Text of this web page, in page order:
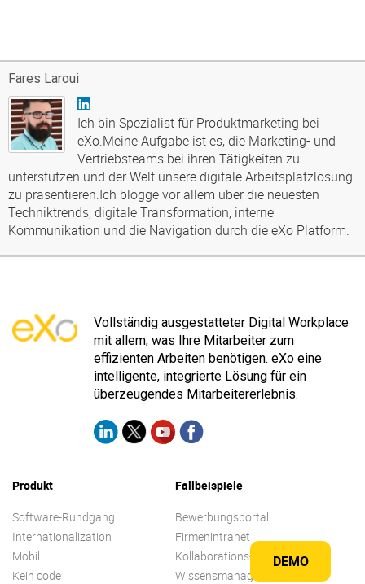
DEMO
Fares Laroui
Ich bin Spezialist für Produktmarketing bei
eXo.Meine Aufgabe ist es, die Marketing- und
Vertriebsteams bei ihren Tätigkeiten zu
unterstützen und der Welt unsere digitale Arbeitsplatzlösung
zu präsentieren.Ich blogge vor allem über die neuesten
Techniktrends, digitale Transformation, interne
Kommunikation und die Navigation durch die eXo Platform.
Vollständig ausgestatteter Digital Workplace
mit allem, was Ihre Mitarbeiter zum
effizienten Arbeiten benötigen. eXo eine
intelligente, integrierte Lösung für ein
überzeugendes Mitarbeitererlebnis.
Produkt
Software-Rundgang
Internationalization
Mobil
Kein code
Fallbeispiele
Bewerbungsportal
Firmenintranet
Kollaborations-plattform
Wissensmanagement